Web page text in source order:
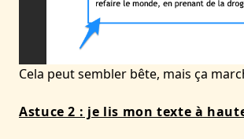
Cela peut sembler bête, mais ça
Astuce 2 : je lis mon texte à